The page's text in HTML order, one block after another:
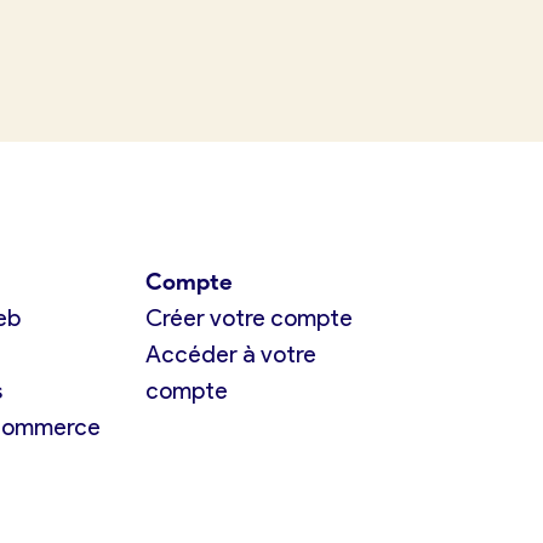
Compte
Créer votre compte
Accéder à votre
compte